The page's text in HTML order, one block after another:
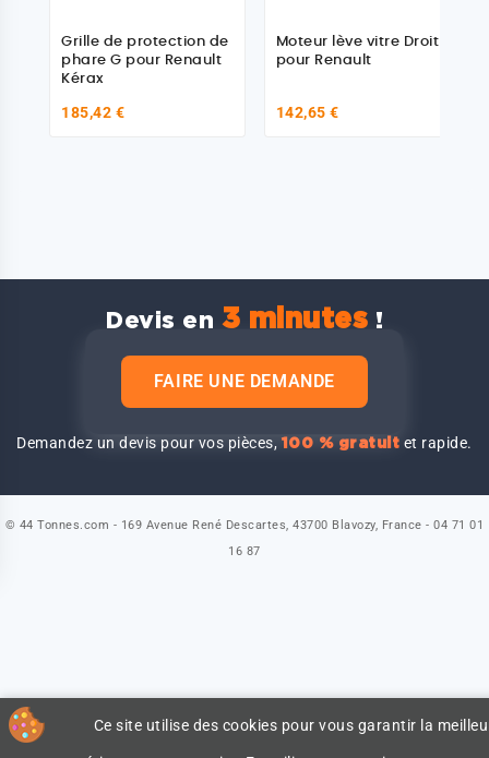
Grille de protection de
phare G pour Renault
Kérax
185,42 €
Moteur lève vitre Droit
pour Renault
142,65 €
Devis en 3 minutes !
FAIRE UNE DEMANDE
Demandez un devis pour vos pièces,100 % gratuit et rapide.
Ce site utilise des cookies pour vous garantir la
© 44 Tonnes.com - 169 Avenue René Descartes, 43700 Blavozy, France - 04 71 01
16 87